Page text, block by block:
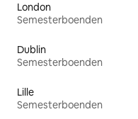
London
Semesterboenden
Dublin
Semesterboenden
Lille
Semesterboenden